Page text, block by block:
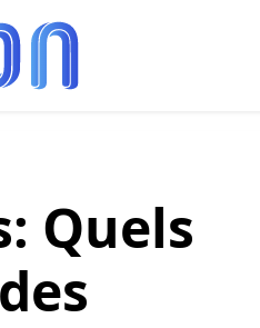
Quels